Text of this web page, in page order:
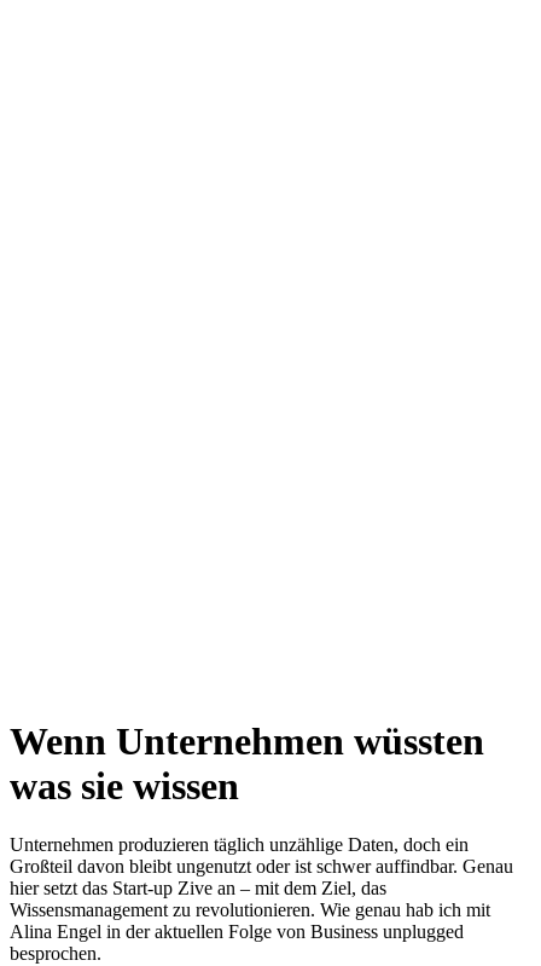
Wenn Unternehmen wüssten
was sie wissen
Unternehmen produzieren täglich unzählige Daten, doch ein
Großteil davon bleibt ungenutzt oder ist schwer auffindbar. Genau
hier setzt das Start-up Zive an – mit dem Ziel, das
Wissensmanagement zu revolutionieren. Wie genau hab ich mit
Alina Engel in der aktuellen Folge von Business unplugged
besprochen.